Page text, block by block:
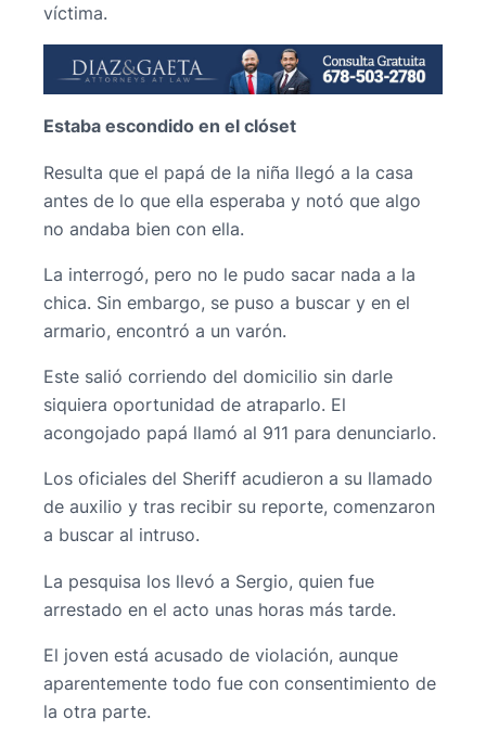
víctima.
Estaba escondido en el clóset
Resulta que el papá de la niña llegó a la casa
antes de lo que ella esperaba y notó que algo
no andaba bien con ella.
La interrogó, pero no le pudo sacar nada a la
chica. Sin embargo, se puso a buscar y en el
armario, encontró a un varón.
Este salió corriendo del domicilio sin darle
siquiera oportunidad de atraparlo. El
acongojado papá llamó al 911 para denunciarlo.
Los oficiales del Sheriff acudieron a su llamado
de auxilio y tras recibir su reporte, comenzaron
a buscar al intruso.
La pesquisa los llevó a Sergio, quien fue
arrestado en el acto unas horas más tarde.
El joven está acusado de violación, aunque
aparentemente todo fue con consentimiento de
la otra parte.